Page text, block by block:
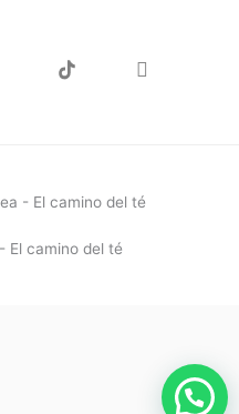
n
- El camino del té
El camino del té